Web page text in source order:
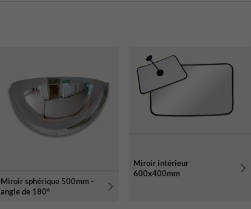
Miroir sphérique 500mm -
angle de 180°
Miroir intérieur
600x400mm